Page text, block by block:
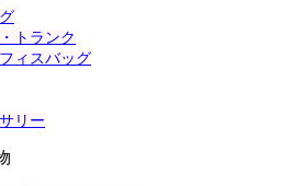
トランク
ィスバッグ
リー